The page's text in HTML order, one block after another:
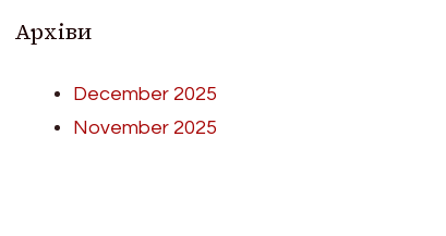
Архіви
December 2025
November 2025